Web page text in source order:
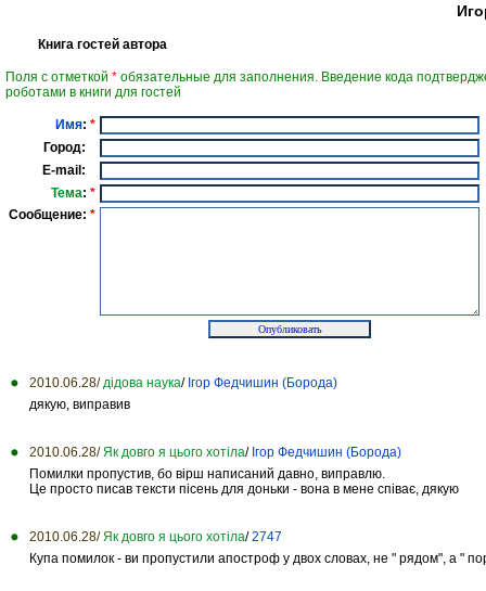
Книга гостей автора
Поля с отметкой * обязательные для заполнения. Введение кода
роботами в книги для гостей
Имя: *
Город:
E-mail:
Тема: *
Сообщение: *
2010.06.28/ дідова наука/ Ігор Федчишин (Борода)
дякую, виправив
2010.06.28/ Як довго я цього хотіла/ Ігор Федчишин (Борода)
Помилки пропустив, бо вірш написаний давно, виправлю.
Це просто писав тексти пісень для доньки - вона в мене співає, дякую
2010.06.28/ Як довго я цього хотіла/2747
Купа помилок - ви пропустили апостроф у двох словах, не " рядом", а "